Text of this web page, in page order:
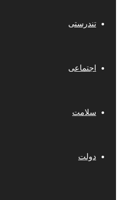
تندرستی
اجتماعی
سلامت
دولت